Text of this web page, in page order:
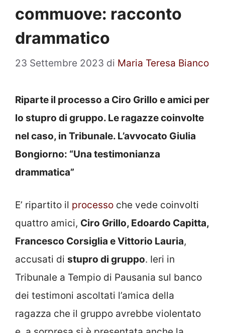
commuove: racconto
drammatico
23 Settembre 2023 di Maria Teresa Bianco
Riparte il processo a Ciro Grillo e amici per
lo stupro di gruppo. Le ragazze coinvolte
nel caso, in Tribunale. L’avvocato Giulia
Bongiorno: “Una testimonianza
drammatica”
E’ ripartito il processo che vede coinvolti
quattro amici, Ciro Grillo, Edoardo Capitta,
Francesco Corsiglia e Vittorio Lauria,
accusati di stupro di gruppo. Ieri in
Tribunale a Tempio di Pausania sul banco
dei testimoni ascoltati l’amica della
ragazza che il gruppo avrebbe violentato